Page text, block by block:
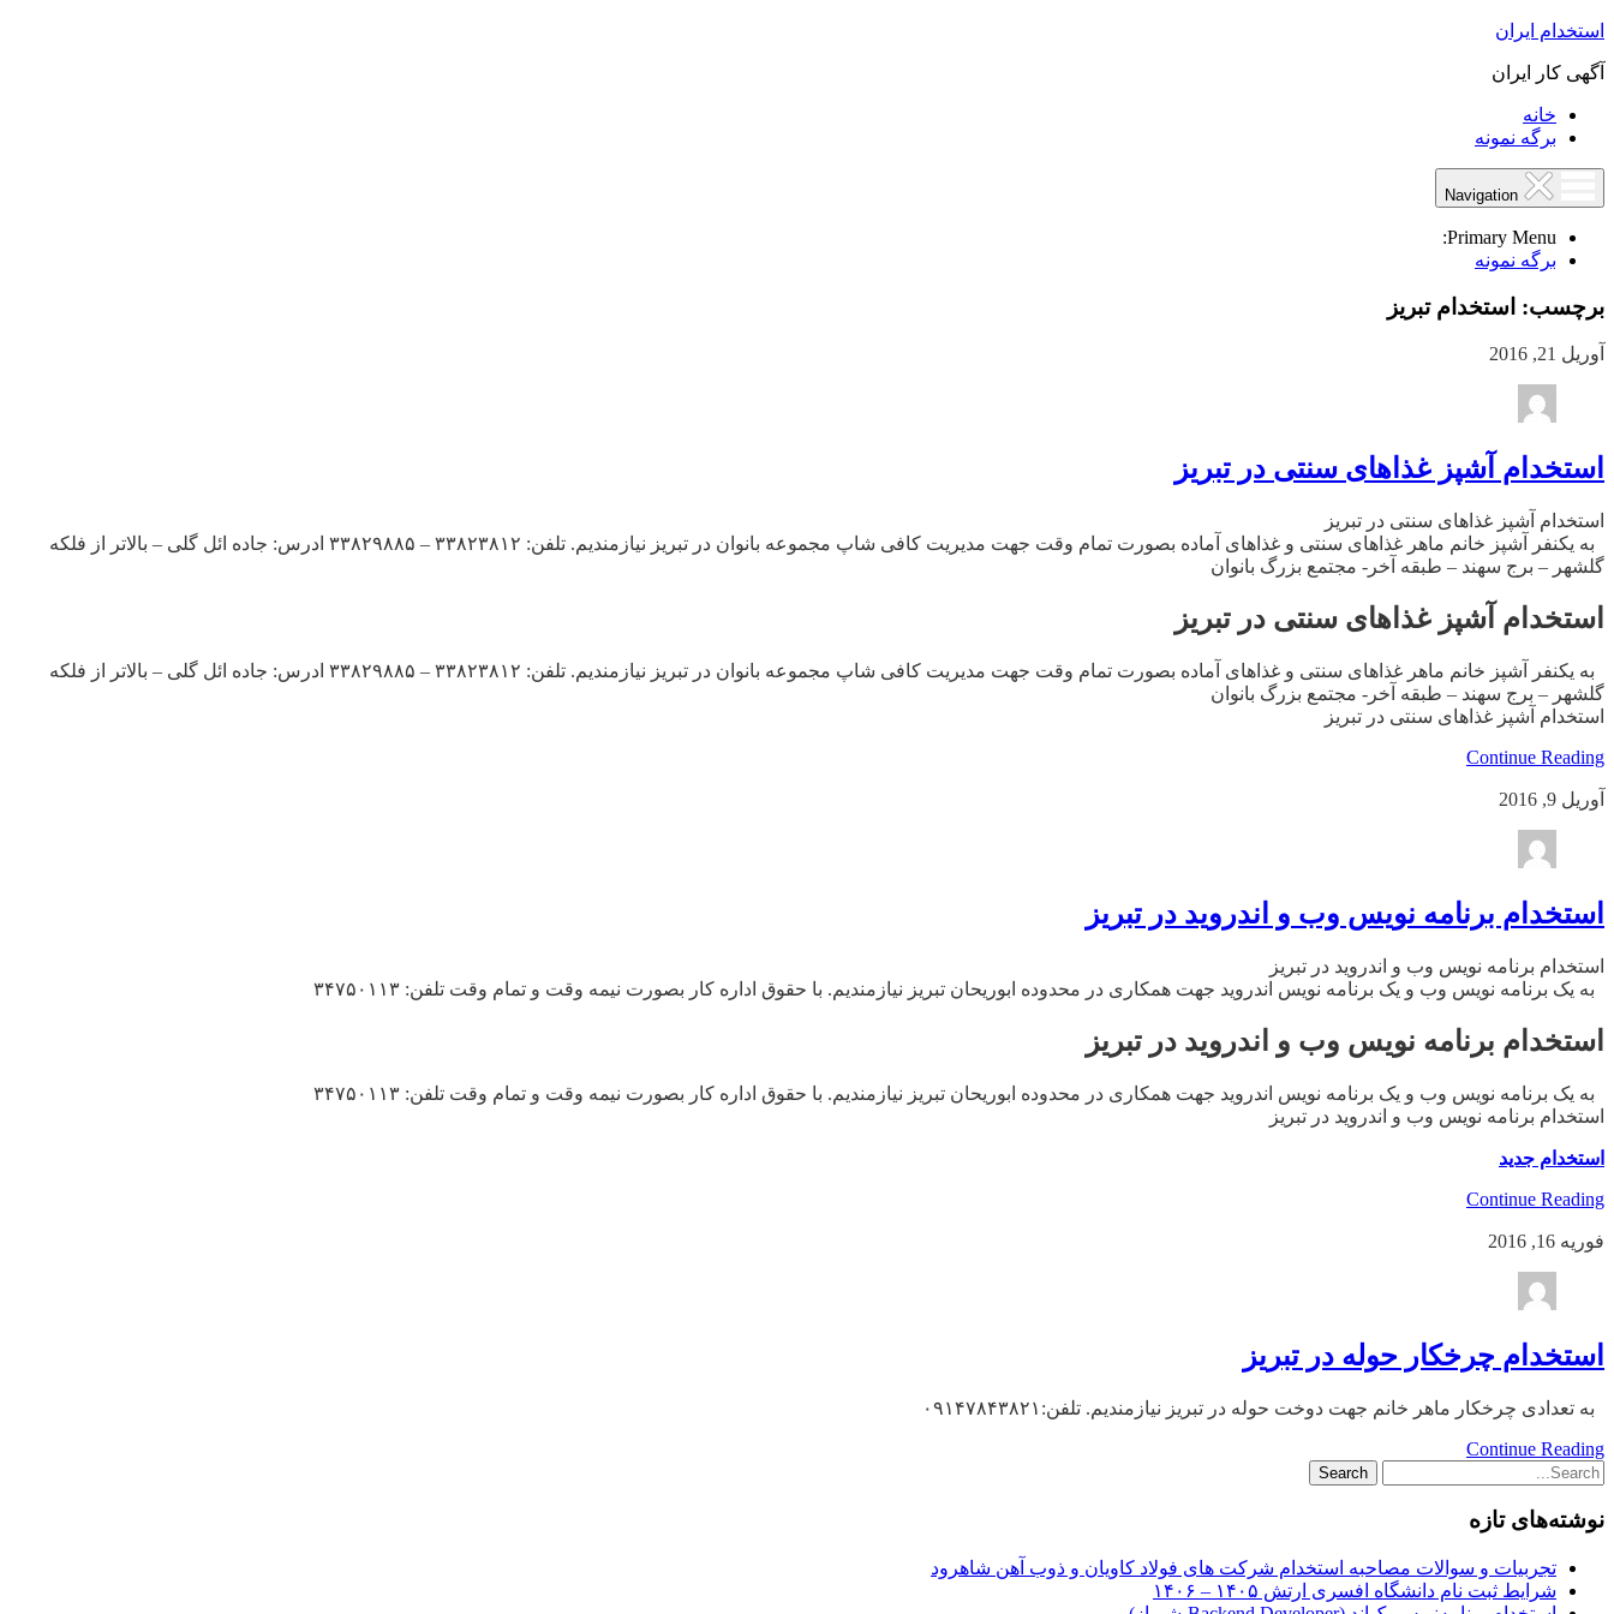
استخدام ایران
آگهی کار ایران
خانه
برگه نمونه
Primary Menu:
برگه نمونه
برچسب: استخدام تبریز
آوریل 21, 2016
استخدام آشپز غذاهای سنتی در تبریز
استخدام آشپز غذاهای سنتی در تبریز
به یکنفر آشپز خانم ماهر غذاهای سنتی و غذاهای آماده بصورت تمام وقت جهت مدیریت کافی شاپ مجموعه بانوان در تبریز نیازمندیم. تلفن: ۳۳۸۲۳۸۱۲ – ۳۳۸۲۹۸۸۵ ادرس: جاده ائل گلی – بالاتر از فلکه
گلشهر – برج سهند – طبقه آخر- مجتمع بزرگ بانوان
استخدام آشپز غذاهای سنتی در تبریز
به یکنفر آشپز خانم ماهر غذاهای سنتی و غذاهای آماده بصورت تمام وقت جهت مدیریت کافی شاپ مجموعه بانوان در تبریز نیازمندیم. تلفن: ۳۳۸۲۳۸۱۲ – ۳۳۸۲۹۸۸۵ ادرس: جاده ائل گلی – بالاتر از فلکه
گلشهر – برج سهند – طبقه آخر- مجتمع بزرگ بانوان
استخدام آشپز غذاهای سنتی در تبریز
Continue Reading
آوریل 9, 2016
استخدام برنامه نویس وب و اندروید در تبریز
استخدام برنامه نویس وب و اندروید در تبریز
به یک برنامه نویس وب و یک برنامه نویس اندروید جهت همکاری در محدوده ابوریحان تبریز نیازمندیم. با حقوق اداره کار بصورت نیمه وقت و تمام وقت تلفن: ۳۴۷۵۰۱۱۳
استخدام برنامه نویس وب و اندروید در تبریز
به یک برنامه نویس وب و یک برنامه نویس اندروید جهت همکاری در محدوده ابوریحان تبریز نیازمندیم. با حقوق اداره کار بصورت نیمه وقت و تمام وقت تلفن: ۳۴۷۵۰۱۱۳
استخدام برنامه نویس وب و اندروید در تبریز
استخدام جدید
Continue Reading
فوریه 16, 2016
استخدام چرخکار حوله در تبریز
به تعدادی چرخکار ماهر خانم جهت دوخت حوله در تبریز نیازمندیم. تلفن:۰۹۱۴۷۸۴۳۸۲۱
Continue Reading
نوشته‌های تازه
تجربیات و سوالات مصاحبه استخدام شرکت های فولاد کاویان و ذوب آهن شاهرود
شرایط ثبت نام دانشگاه افسری ارتش ۱۴۰۵ – ۱۴۰۶